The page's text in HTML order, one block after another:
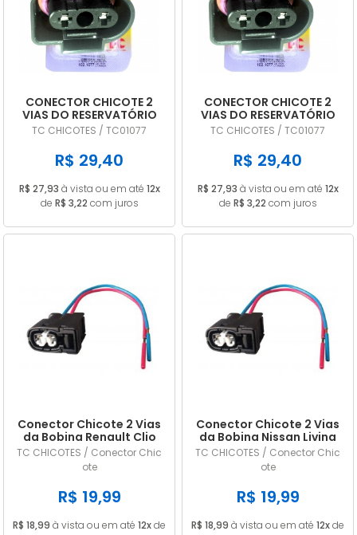
CONECTOR CHICOTE 2
VIAS DO RESERVATÓRIO
DE AGUA VW GOL / GOLF
/ FOX / KOMBI / POLO /
UP
TC CHICOTES / TC01077
R$ 29,40
R$ 27,93 à vista ou em até 12x
de R$ 3,22 com juros
CONECTOR CHICOTE 2
VIAS DO RESERVATÓRIO
DE AGUA VW UP TC 1077
TC CHICOTES / TC01077
R$ 29,40
R$ 27,93 à vista ou em até 12x
de R$ 3,22 com juros
Conector Chicote 2 Vias
da Bobina Renault Clio
Kangoo Logan Megane
Sandero 1.6 16V
TC CHICOTES / Conector Chic
ote
R$ 19,99
R$ 18,99 à vista ou em até 12xde
Conector Chicote 2 Vias
da Bobina Nissan Livina
1.6 16V Flex 2009/... em
diante
TC CHICOTES / Conector Chic
ote
R$ 19,99
R$ 18,99 à vista ou em até 12xde